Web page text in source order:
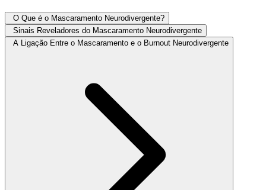
O Que é o Mascaramento Neurodivergente?
Sinais Reveladores do Mascaramento Neurodivergente
A Ligação Entre o Mascaramento e o Burnout Neurodivergente